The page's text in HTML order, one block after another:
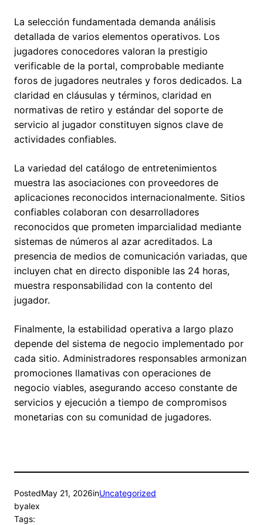
La selección fundamentada demanda análisis
detallada de varios elementos operativos. Los
jugadores conocedores valoran la prestigio
verificable de la portal, comprobable mediante
foros de jugadores neutrales y foros dedicados. La
claridad en cláusulas y términos, claridad en
normativas de retiro y estándar del soporte de
servicio al jugador constituyen signos clave de
actividades confiables.
La variedad del catálogo de entretenimientos
muestra las asociaciones con proveedores de
aplicaciones reconocidos internacionalmente. Sitios
confiables colaboran con desarrolladores
reconocidos que prometen imparcialidad mediante
sistemas de números al azar acreditados. La
presencia de medios de comunicación variadas, que
incluyen chat en directo disponible las 24 horas,
muestra responsabilidad con la contento del
jugador.
Finalmente, la estabilidad operativa a largo plazo
depende del sistema de negocio implementado por
cada sitio. Administradores responsables armonizan
promociones llamativas con operaciones de
negocio viables, asegurando acceso constante de
servicios y ejecución a tiempo de compromisos
monetarias con su comunidad de jugadores.
PostedMay 21, 2026inUncategorized
byalex
Tags: